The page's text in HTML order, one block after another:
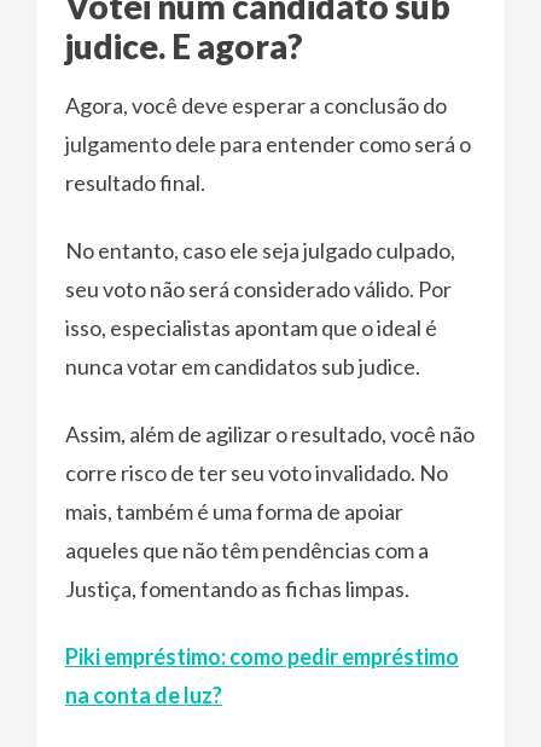
judice. E agora?
Agora, você deve esperar a conclusão do
julgamento dele para entender como será o
resultado final.
No entanto, caso ele seja julgado culpado,
seu voto não será considerado válido. Por
isso, especialistas apontam que o ideal é
nunca votar em candidatos sub judice.
Assim, além de agilizar o resultado, você não
corre risco de ter seu voto invalidado. No
mais, também é uma forma de apoiar
aqueles que não têm pendências com a
Justiça, fomentando as fichas limpas.
Piki empréstimo: como pedir empréstimo
na conta de luz?